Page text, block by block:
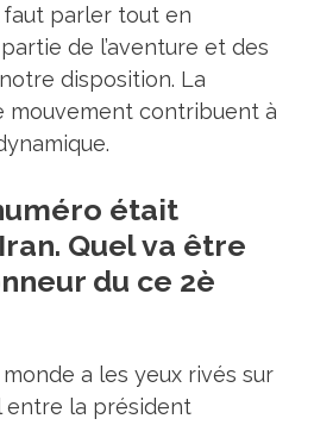
parler tout en
de l’aventure et des
disposition. La
mouvement contribuent à
était
Quel va être
du ce 2è
a les yeux rivés sur
entre la président